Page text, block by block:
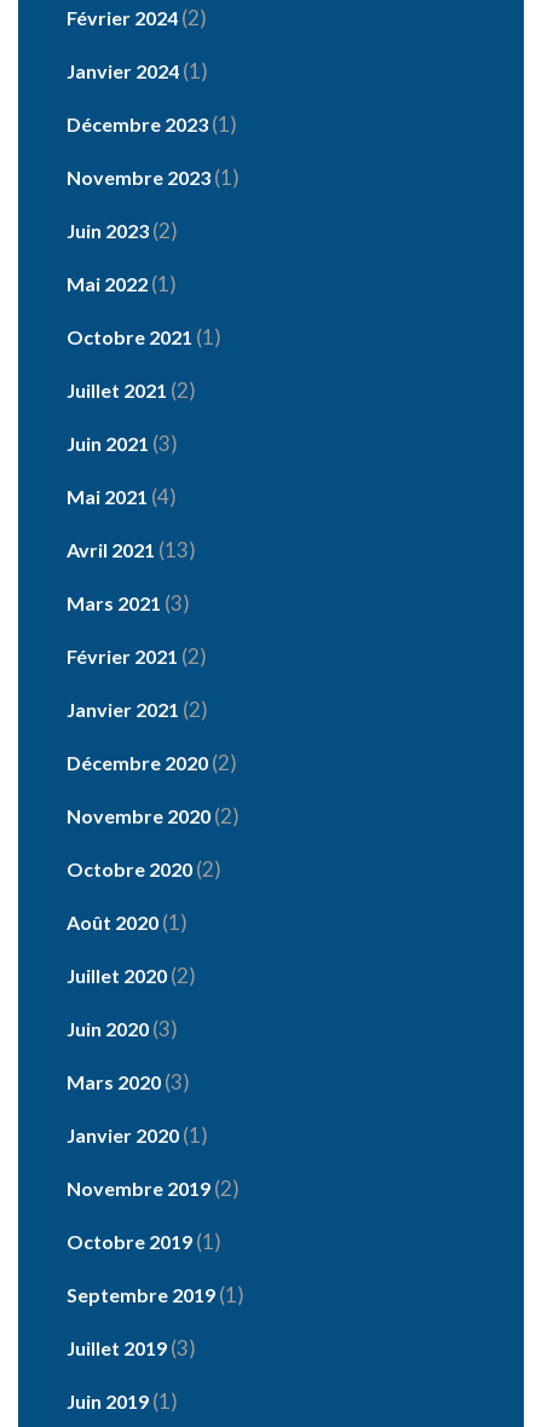
Février 2024 (2)
Janvier 2024 (1)
Décembre 2023 (1)
Novembre 2023 (1)
Juin 2023 (2)
Mai 2022 (1)
Octobre 2021 (1)
Juillet 2021 (2)
Juin 2021 (3)
Mai 2021 (4)
Avril 2021 (13)
Mars 2021 (3)
Février 2021 (2)
Janvier 2021 (2)
Décembre 2020 (2)
Novembre 2020 (2)
Octobre 2020 (2)
Août 2020 (1)
Juillet 2020 (2)
Juin 2020 (3)
Mars 2020 (3)
Janvier 2020 (1)
Novembre 2019 (2)
Octobre 2019 (1)
Septembre 2019 (1)
Juillet 2019 (3)
Juin 2019 (1)